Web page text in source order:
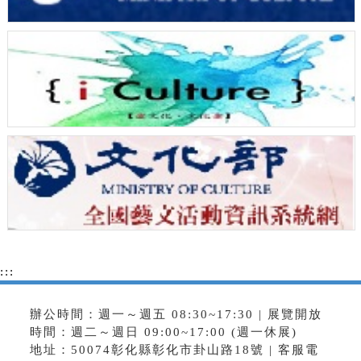
:::
辦公時間：週一～週五 08:30~17:30 | 展覽開放
時間：週二～週日 09:00~17:00 (週一休展)
地址：50074彰化縣彰化市卦山路18號 | 客服電